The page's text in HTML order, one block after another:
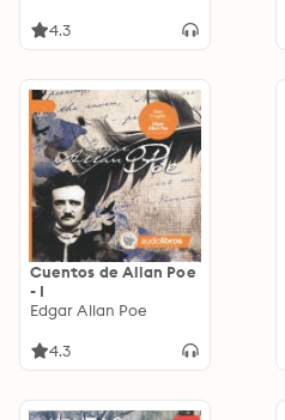
4.3
Cuentos de Allan Poe
- I
Edgar Allan Poe
4.3